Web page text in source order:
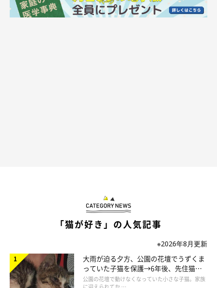
「猫が好き」の人気記事
※2026年8月更新
大雨が迫る夕方、公園の花壇でうずくま
っていた子猫を保護→6年後、先住猫
と“姉妹”のような関係に
公園の花壇で動けなくなっていた小さな子猫。家族